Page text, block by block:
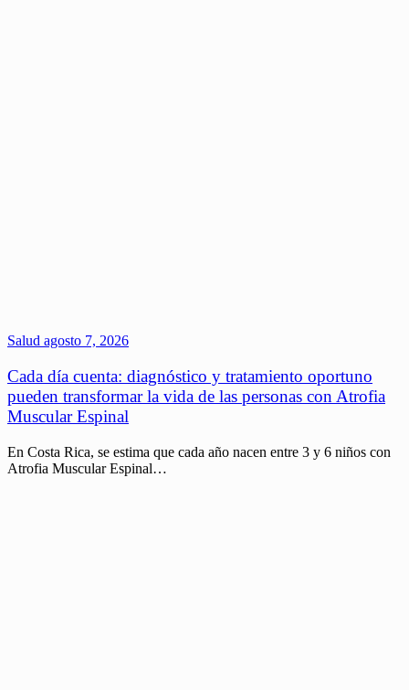
Salud agosto 7, 2026
Cada día cuenta: diagnóstico y tratamiento oportuno
pueden transformar la vida de las personas con Atrofia
Muscular Espinal
En Costa Rica, se estima que cada año nacen entre 3 y 6 niños con
Atrofia Muscular Espinal…